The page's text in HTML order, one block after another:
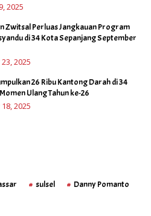
2025
Zwitsal Perluas Jangkauan Program
di 34 Kota Sepanjang September
2025
26 Ribu Kantong Darah di 34
Ulang Tahun ke-26
2025
sulsel Danny Pomanto